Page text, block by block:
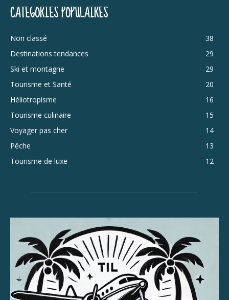
CATÉGORIES POPULAIRES
Non classé
38
Destinations tendances
29
Ski et montagne
29
Tourisme et Santé
20
Héliotropisme
16
Tourisme culinaire
15
Voyager pas cher
14
Pêche
13
Tourisme de luxe
12